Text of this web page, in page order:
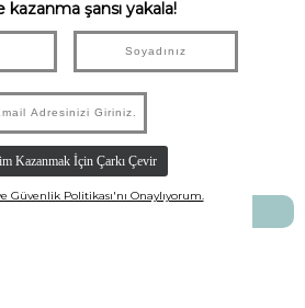
Wabi Sabi Nevresim Set, Powder Pink Blossom
₺5.250,00